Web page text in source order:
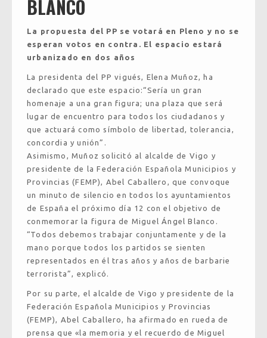
BLANCO
La propuesta del PP se votará en Pleno y no se
esperan votos en contra. El espacio estará
urbanizado en dos años
La presidenta del PP vigués, Elena Muñoz, ha
declarado que este espacio:“Sería un gran
homenaje a una gran figura; una plaza que será
lugar de encuentro para todos los ciudadanos y
que actuará como símbolo de libertad, tolerancia,
concordia y unión”.
Asimismo, Muñoz solicitó al alcalde de Vigo y
presidente de la Federación Española Municipios y
Provincias (FEMP), Abel Caballero, que convoque
un minuto de silencio en todos los ayuntamientos
de España el próximo día 12 con el objetivo de
conmemorar la figura de Miguel Ángel Blanco.
“Todos debemos trabajar conjuntamente y de la
mano porque todos los partidos se sienten
representados en él tras años y años de barbarie
terrorista”, explicó.
Por su parte, el alcalde de Vigo y presidente de la
Federación Española Municipios y Provincias
(FEMP), Abel Caballero, ha afirmado en rueda de
prensa que «la memoria y el recuerdo de Miguel